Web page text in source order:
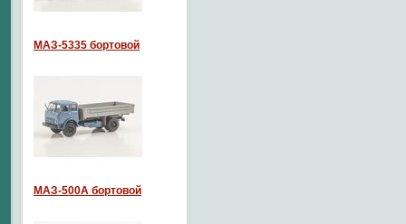
МАЗ-5335 бортовой
МАЗ-500А бортовой